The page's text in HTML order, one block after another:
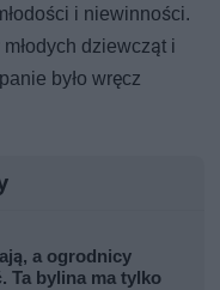
i niewinności.
dziewcząt i
było wręcz
a ogrodnicy
Ta bylina ma tylko